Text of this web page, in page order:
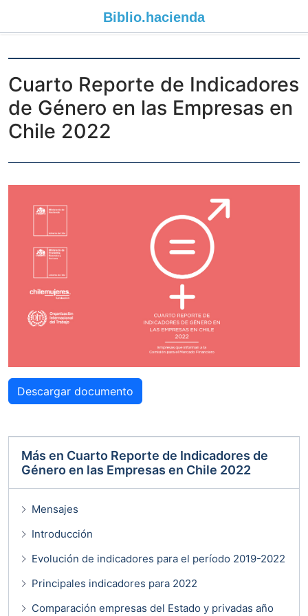
Biblio. hacienda
Cuarto Reporte de Indicadores
de Género en las Empresas en
Chile 2022
Descargar documento
Más en Cuarto Reporte de Indicadores de
Género en las Empresas en Chile 2022
Mensajes
Introducción
Evolución de indicadores para el período 2019-2022
Principales indicadores para 2022
Comparación empresas del Estado y privadas año